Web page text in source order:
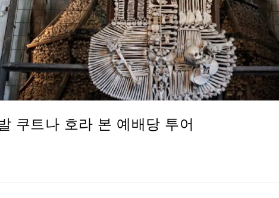
쿠트나 호라 본 예배당 투어